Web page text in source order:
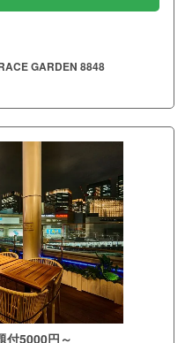
GARDEN 8848
付5000円～